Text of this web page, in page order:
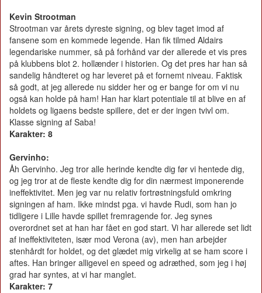
Kevin Strootman
Strootman var årets dyreste signing, og blev taget imod af
fansene som en kommede legende. Han fik tilmed Aldairs
legendariske nummer, så på forhånd var der allerede et vis pres
på klubbens blot 2. hollænder i historien. Og det pres har han så
sandelig håndteret og har leveret på et fornemt niveau. Faktisk
så godt, at jeg allerede nu sidder her og er bange for om vi nu
også kan holde på ham! Han har klart potentiale til at blive en af
holdets og ligaens bedste spillere, det er der ingen tvivl om.
Klasse signing af Saba!
Karakter: 8
Gervinho:
Åh Gervinho. Jeg tror alle herinde kendte dig før vi hentede dig,
og jeg tror at de fleste kendte dig for din nærmest imponerende
ineffektivitet. Men jeg var nu relativ fortrøstningsfuld omkring
signingen af ham. Ikke mindst pga. vi havde Rudi, som han jo
tidligere i Lille havde spillet fremragende for. Jeg synes
overordnet set at han har fået en god start. Vi har allerede set lidt
af ineffektiviteten, især mod Verona (av), men han arbejder
stenhårdt for holdet, og det glædet mig virkelig at se ham score i
aftes. Han bringer alligevel en speed og adræthed, som jeg i høj
grad har syntes, at vi har manglet.
Karakter: 7